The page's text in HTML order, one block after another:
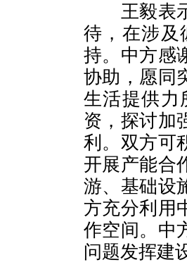
王毅表示
待，在涉及
持。中方感
协助，愿同
生活提供力
资，探讨加
利。双方可
开展产能合
游、基础设
方充分利用
作空间。中
问题发挥建